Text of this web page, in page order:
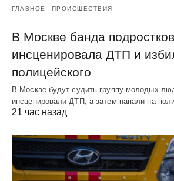
ГЛАВНОЕ ПРОИСШЕСТВИЯ
В Москве банда подростков
инсценировала ДТП и
полицейского
В Москве будут судить группу молодых
инсценировали ДТП, а затем напали на
21 час назад